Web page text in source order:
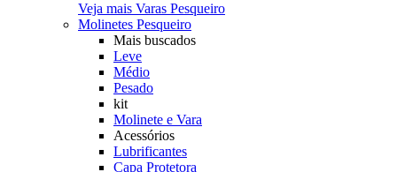
Veja mais Varas Pesqueiro
Molinetes Pesqueiro
Mais buscados
Leve
Médio
Pesado
kit
Molinete e Vara
Acessórios
Lubrificantes
Capa Protetora